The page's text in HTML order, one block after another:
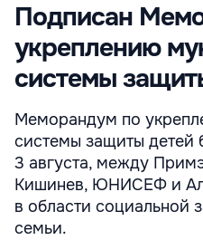
Подписан
укреплению
системы
Меморандум по
системы защиты детей
3 августа, между
Кишинев, ЮНИСЕФ и
в области социальной
семьи.